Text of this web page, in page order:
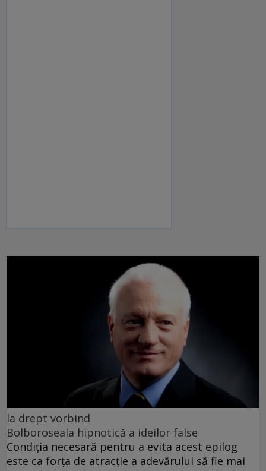
la drept vorbind
Bolboroseala hipnotică a ideilor false
Condiția necesară pentru a evita acest epilog
este ca forța de atracție a adevărului să fie mai